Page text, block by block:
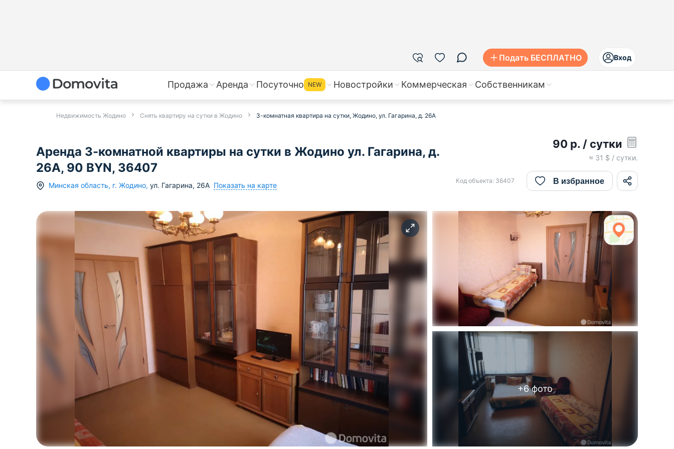
Подать БЕСПЛАТНО Вход
Продажа Аренда Посуточно NEW Новостройки Коммерческая Собственникам
Недвижимость Жодино Снять квартиру на сутки в Жодино 3-комнатная квартира на сутки, Жодино, ул. Гагарина, д. 26А
Аренда 3-комнатной квартиры на сутки в Жодино ул. Гагарина, д.
26А, 90 BYN, 36407
Минская область, г. Жодино, ул. Гагарина, 26А Показать на карте
90 р. / сутки
≈ 31 $ / сутки.
Код объекта: 36407 В избранное
+6фото